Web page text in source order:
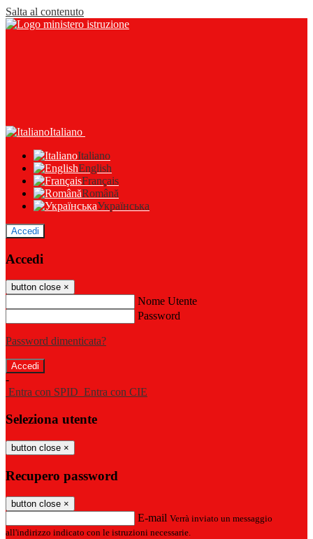
Salta al contenuto
Italiano
Italiano
English
Français
Română
Українська
Accedi
Accedi
button close ×
Nome Utente
Password
Password dimenticata?
-
Entra con SPID Entra con CIE
Seleziona utente
button close ×
Recupero password
button close ×
E-mail Verrà inviato un messaggio
all'indirizzo indicato con le istruzioni necessarie.